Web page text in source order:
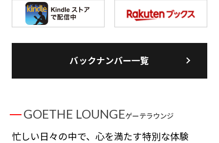
バックナンバー一覧
GOETHE LOUNGEゲーテラウンジ
忙しい日々の中で、心を満たす特別な体験